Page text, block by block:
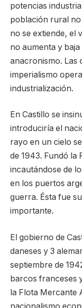
potencias
población rural
no se extiende, el
no aumenta y
anacronismo. Las
imperialismo
industrialización.
En Castillo se
introduciría el
rayo en un cielo
de 1943. Fundó la
incautándose de
en los puertos
guerra. Ésta fue
importante.
El gobierno de
daneses y 3
septiembre de
barcos franceses
la Flota Mercante